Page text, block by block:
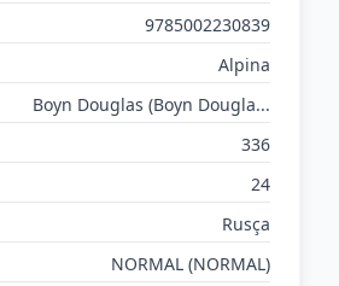
9785002230839
Alpina
Boyn Douglas (Boyn Dougla...
336
24
Rusça
NORMAL (NORMAL)